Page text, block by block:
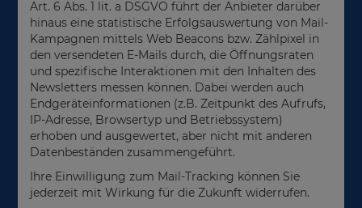
Art. 6 Abs. 1 lit. a DSGVO führt der Anbieter darüber
hinaus eine statistische Erfolgsauswertung von Mail-
Kampagnen mittels Web Beacons bzw. Zählpixel in
den versendeten E-Mails durch, die Öffnungsraten
und spezifische Interaktionen mit den Inhalten des
Newsletters messen können. Dabei werden auch
Endgeräteinformationen (z.B. Zeitpunkt des Aufrufs,
IP-Adresse, Browsertyp und Betriebssystem)
erhoben und ausgewertet, aber nicht mit anderen
Datenbeständen zusammengeführt.
Ihre Einwilligung zum Mail-Tracking können Sie
jederzeit mit Wirkung für die Zukunft widerrufen.